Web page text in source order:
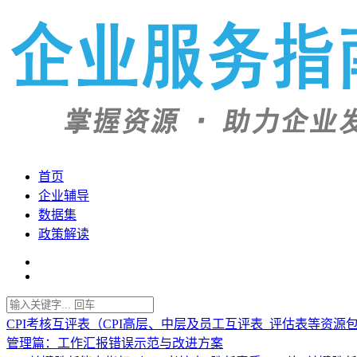
首页
企业辅导
数据集
政策解读
CPI考核互评表（CPI高层、中层及员工互评表_评估表等资源
管理篇：工作汇报错误示范与改进方案